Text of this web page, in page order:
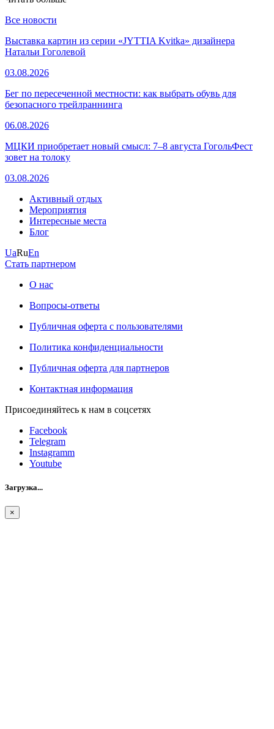
Все новости
Выставка картин из серии «JYTTIA Kvitka» дизайнера
Натальи Гоголевой
03.08.2026
Бег по пересеченной местности: как выбрать обувь для
безопасного трейлраннинга
06.08.2026
МЦКИ приобретает новый смысл: 7–8 августа ГогольФест
зовет на толоку
03.08.2026
Активный отдых
Мероприятия
Интересные места
Блог
UaRuEn
Стать партнером
О нас
Вопросы-ответы
Публичная оферта с пользователями
Политика конфиденциальности
Публичная оферта для партнеров
Контактная информация
Присоединяйтесь к нам в соцсетях
Facebook
Telegram
Instagramm
Youtube
Загрузка...
×